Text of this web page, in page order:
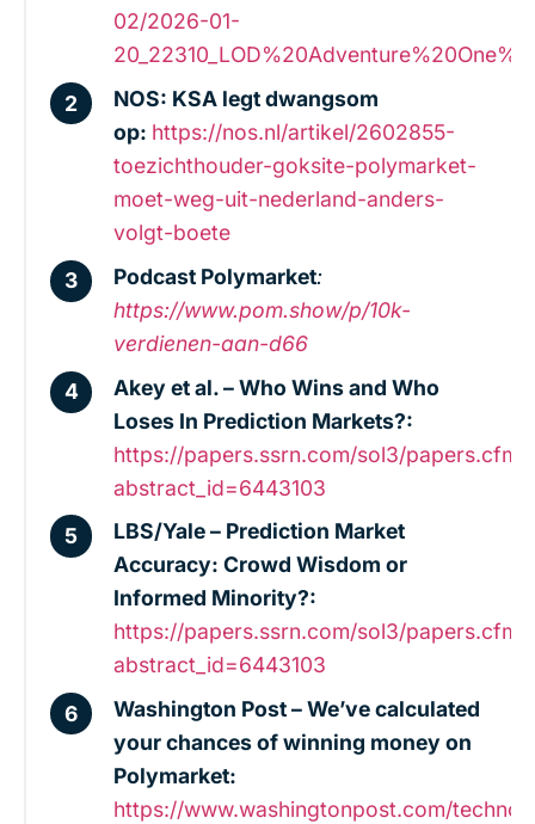
02/2026-01-
NOS: KSA legt dwangsom
op: https://nos.nl/artikel/2602855-
toezichthouder-goksite-polymarket-
moet-weg-uit-nederland-anders-
volgt-boete
Podcast Polymarket:
https://www.pom.show/p/10k-
verdienen-aan-d66
Akey et al. – Who Wins and Who
Loses In Prediction Markets?:
https://papers.ssrn.com/sol3/papers.cfm?
abstract_id=6443103
LBS/Yale – Prediction Market
Accuracy: Crowd Wisdom or
Informed Minority?:
https://papers.ssrn.com/sol3/papers.cfm?
abstract_id=6443103
Washington Post – We’ve calculated
your chances of winning money on
Polymarket:
https://www.washingtonpost.com/